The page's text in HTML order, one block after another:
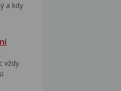
a kdy
vždy